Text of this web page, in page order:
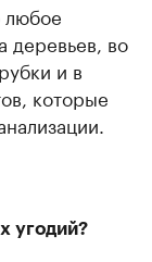
любое
деревьев, во
и в
которые
угодий?